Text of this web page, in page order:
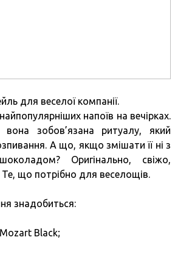
для веселої компанії.
напоїв на вечірках.
зобов’язана ритуалу, який
А що, якщо змішати її ні з
Оригінально, свіжо,
що потрібно для веселощів.
знадобиться:
Black;